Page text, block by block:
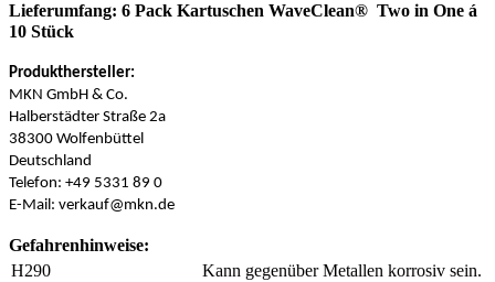
Lieferumfang: 6 Pack Kartuschen WaveClean® Two in One á
10 Stück
Produkthersteller:
MKN GmbH & Co.
Halberstädter Straße 2a
38300 Wolfenbüttel
Deutschland
Telefon: +49 5331 89 0
E-Mail: verkauf@mkn.de
Gefahrenhinweise:
H290
Kann gegenüber Metallen korrosiv sein.